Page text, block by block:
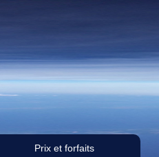
Prix et forfaits